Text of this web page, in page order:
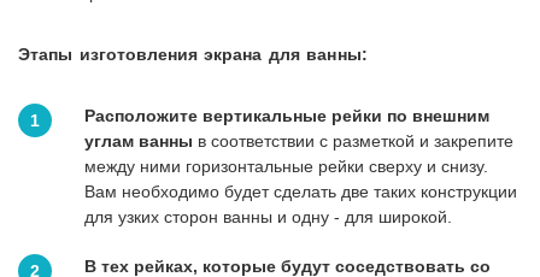
Этапы изготовления экрана для ванны:
Расположите вертикальные рейки по внешним
углам ванны в соответствии с разметкой и закрепите
между ними горизонтальные рейки сверху и снизу.
Вам необходимо будет сделать две таких конструкции
для узких сторон ванны и одну - для широкой.
В тех рейках, которые будут соседствовать со